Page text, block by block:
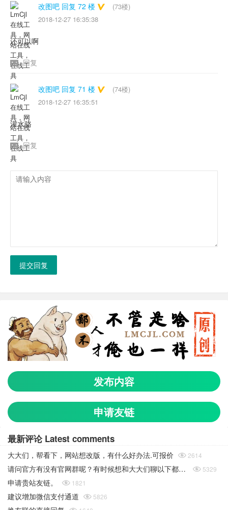
改图吧 回复 72 楼
(73楼)
2018-12-27 16:35:38
还可以啊
回复
改图吧 回复 71 楼
(74楼)
2018-12-27 16:35:51
灌水骆
回复
提交回复
发布内容
申请友链
最新评论 Latest comments
大大们，帮看下，网站想改版，有什么好办法.可报价  2614
请问官方有没有官网群呢？有时候想和大大们聊以下都没办法  5329
申请贵站友链。  1821
建议增加微信支付通道  5826